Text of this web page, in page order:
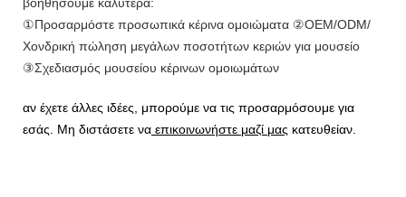
①Προσαρμόστε προσωπικά κέρινα ομοιώματα ②OEM/ODM/
Χονδρική πώληση μεγάλων ποσοτήτων κεριών για μουσείο
③Σχεδιασμός μουσείου κέρινων ομοιωμάτων
αν έχετε άλλες ιδέες, μπορούμε να τις προσαρμόσουμε για
εσάς. Μη διστάσετε να επικοινωνήστε μαζί μας κατευθείαν.